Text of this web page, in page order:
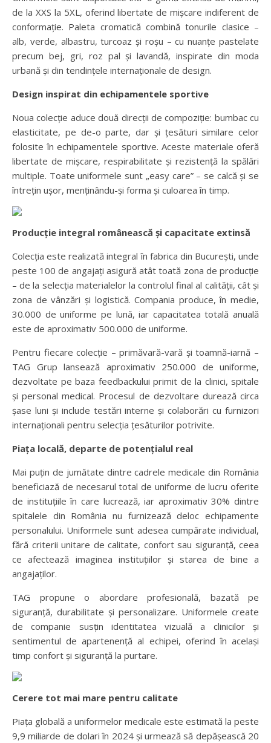
de la XXS la 5XL, oferind libertate de mișcare indiferent de
conformație. Paleta cromatică combină tonurile clasice –
alb, verde, albastru, turcoaz și roșu – cu nuanțe pastelate
precum bej, gri, roz pal și lavandă, inspirate din moda
urbană și din tendințele internaționale de design.
Design inspirat din echipamentele sportive
Noua colecție aduce două direcții de compoziție: bumbac cu
elasticitate, pe de-o parte, dar și țesături similare celor
folosite în echipamentele sportive. Aceste materiale oferă
libertate de mișcare, respirabilitate și rezistență la spălări
multiple. Toate uniformele sunt „easy care” – se calcă și se
întrețin ușor, menținându-și forma și culoarea în timp.
Producție integral românească și capacitate extinsă
Colecția este realizată integral în fabrica din București, unde
peste 100 de angajați asigură atât toată zona de producție
– de la selecția materialelor la controlul final al calității, cât și
zona de vânzări și logistică. Compania produce, în medie,
30.000 de uniforme pe lună, iar capacitatea totală anuală
este de aproximativ 500.000 de uniforme.
Pentru fiecare colecție – primăvară-vară și toamnă-iarnă –
TAG Grup lansează aproximativ 250.000 de uniforme,
dezvoltate pe baza feedbackului primit de la clinici, spitale
și personal medical. Procesul de dezvoltare durează circa
șase luni și include testări interne și colaborări cu furnizori
internaționali pentru selecția țesăturilor potrivite.
Piața locală, departe de potențialul real
Mai puțin de jumătate dintre cadrele medicale din România
beneficiază de necesarul total de uniforme de lucru oferite
de instituțiile în care lucrează, iar aproximativ 30% dintre
spitalele din România nu furnizează deloc echipamente
personalului. Uniformele sunt adesea cumpărate individual,
fără criterii unitare de calitate, confort sau siguranță, ceea
ce afectează imaginea instituțiilor și starea de bine a
angajaților.
TAG propune o abordare profesională, bazată pe
siguranță, durabilitate și personalizare. Uniformele create
de companie susțin identitatea vizuală a clinicilor și
sentimentul de apartenență al echipei, oferind în același
timp confort și siguranță la purtare.
Cerere tot mai mare pentru calitate
Piața globală a uniformelor medicale este estimată la peste
9,9 miliarde de dolari în 2024 și urmează să depășească 20